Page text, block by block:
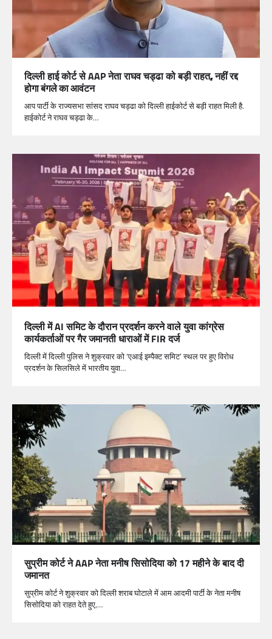
दिल्ली हाई कोर्ट से AAP नेता राघव चड्ढा कोबड़ी राहत, नहीं रद्द
होगा बंगले का आवंटन
आप पार्टी के राज्यसभा सांसद राघव चड्ढा को दिल्ली हाईकोर्ट से बड़ी राहत मिली है.
हाईकोर्ट ने राघव चड्ढा के…
दिल्ली में AI समिट के दौरान प्रदर्शन करने वाले युवा कांग्रेस
कार्यकर्ताओं पर गैर जमानती धाराओं में FIR दर्ज
दिल्ली में दिल्ली पुलिस ने शुक्रवार को ‘एआई इम्पैक्ट समिट’ स्थल पर हुए विरोध
प्रदर्शन के सिलसिले में भारतीय युवा…
सुप्रीम कोर्ट ने AAP नेता मनीष सिसोदिया को 17 महीने के बाद दी
जमानत
सुप्रीम कोर्ट ने शुक्रवार को दिल्ली शराब घोटाले में आम आदमी पार्टी के नेता मनीष
सिसोदिया को राहत देते हुए,…